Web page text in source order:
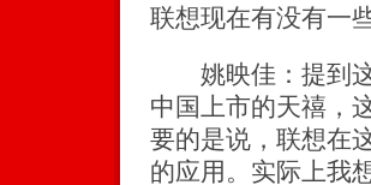
联想现在有没有一
姚映佳：提到这
中国上市的天禧，
要的是说，联想在
的应用。实际上我